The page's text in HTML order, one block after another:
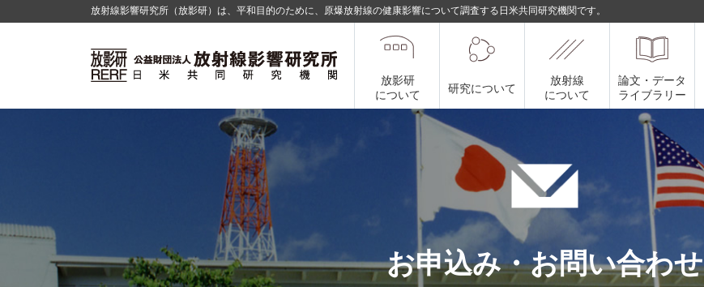
放射線影響研究所（放影研）は、平和目的のために、原爆放射線の健康影響について調査する日米共同研究機関です。
放影研
について
研究について
放射線
について
論文・データ
ライブラリー
お申込み・お問い合わせ